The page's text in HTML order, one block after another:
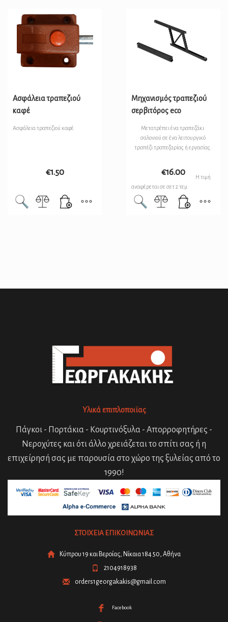
Ασφάλεια τραπεζιού
καφέ
Ασφάλεια τραπεζιού καφέ
€1.50
Μηχανισμός τραπεζιού
σερβιτόρος eco
Μετατρέπει ένα τραπεζάκι
σαλονιού σε ένα λειτουργικό
τραπέζι τραπεζαρίας ή εργασίας.
Η τιμή
αναφέρεται σε σετ 2 τεμ
€16.00
Υλικά επιπλοποιϊας
Πάγκοι - Πορτάκια - Κουρτινόξυλα - Απορροφητήρες -
Νεροχύτες και ότι άλλο χρειάζεται το σπίτι σας ή η
επιχείρησή σας με παρουσία στο χώρο της ξυλείας από το
1990!
ΣΤΟΙΧΕΙΑ ΕΠΙΚΟΙΝΩΝΙΑΣ
Κύπρου 19 και Βεροίας, Νίκαια 184 50, Αθήνα
2104918938
orders1georgakakis@gmail.com
Facebook